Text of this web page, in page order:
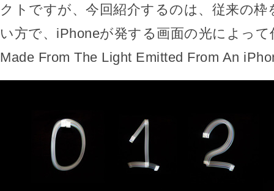
クトですが、今回紹介するのは、従来の枠
い方で、iPhoneが発する画面の光によっ
Made From The Light Emitted From An